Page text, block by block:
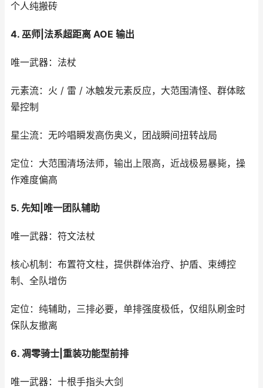
个人纯搬砖
4. 巫师|法系超距离 AOE 输出
唯一武器：法杖
元素流：火 / 雷 / 冰触发元素反应，大范围清怪、群体眩
晕控制
星尘流：无吟唱瞬发高伤奥义，团战瞬间扭转战局
定位：大范围清场法师，输出上限高，近战极易暴毙，操
作难度偏高
5. 先知|唯一团队辅助
唯一武器：符文法杖
核心机制：布置符文柱，提供群体治疗、护盾、束缚控
制、全队增伤
定位：纯辅助，三排必要，单排强度极低，仅组队刷金时
保队友撤离
6. 凋零骑士|重装功能型前排
唯一武器：十根手指头大剑